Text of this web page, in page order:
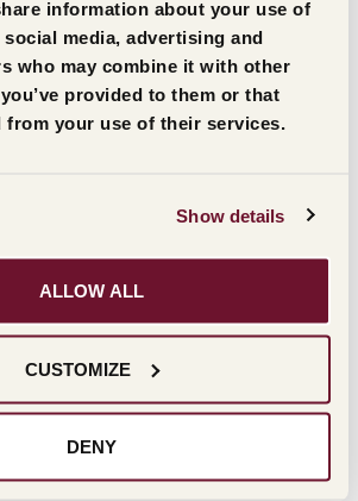
information about your use of
media, advertising and
who may combine it with other
provided to them or that
from your use of their services.
Show details
ALLOW ALL
CUSTOMIZE
DENY
Colombinialla sottile
un calice di vino si dice in genere
e per le persone che lo producono.
fortunata nella professione, che
del mondo”
ha citato Socrate, secondo
nasce dalla ricchezza, ma dalla
l’intervento di Fratel Gedovar
più bella è la conoscenza, perché